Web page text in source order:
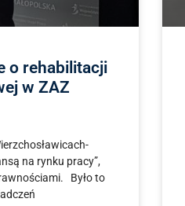
o rehabilitacji
w ZAZ
na rynku pracy”,
Było to